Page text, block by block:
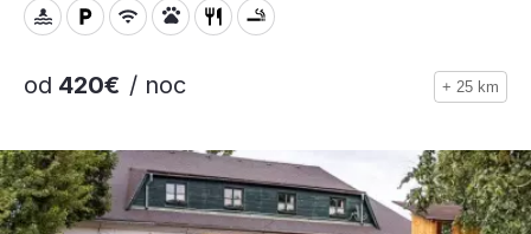
od 420€ / noc + 25 km